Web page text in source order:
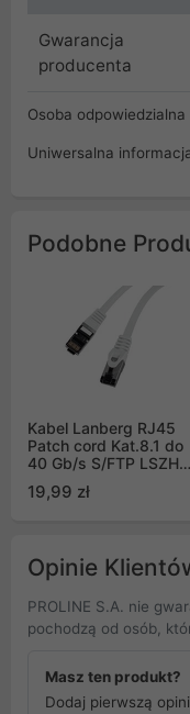
Gwarancja
producenta
Osoba
Uniwersalna
Podobne
Kabel Lanberg RJ45
Patch cord Kat.8.1 do
40 Gb/s S/FTP LSZH
CU 3m Szary Fluke
Passed (PCF8-10CU-
19,99 zł
Opinie
PROLINE S.A. nie
pochodzą od osób,
Masz ten produkt?
Dodaj pierwszą